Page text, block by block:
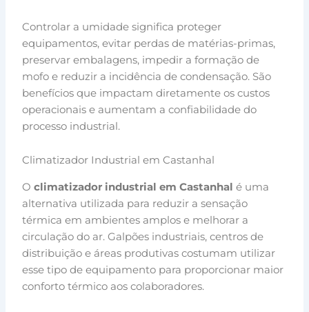
Controlar a umidade significa proteger
equipamentos, evitar perdas de matérias-primas,
preservar embalagens, impedir a formação de
mofo e reduzir a incidência de condensação. São
benefícios que impactam diretamente os custos
operacionais e aumentam a confiabilidade do
processo industrial.
Climatizador Industrial em Castanhal
Oclimatizador industrial em Castanhal é uma
alternativa utilizada para reduzir a sensação
térmica em ambientes amplos e melhorar a
circulação do ar. Galpões industriais, centros de
distribuição e áreas produtivas costumam utilizar
esse tipo de equipamento para proporcionar maior
conforto térmico aos colaboradores.